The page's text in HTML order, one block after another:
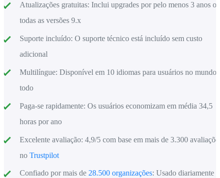
Atualizações gratuitas: Inclui upgrades por pelo menos 3 anos ou
todas as versões 9.x
Suporte incluído: O suporte técnico está incluído sem custo
adicional
Multilíngue: Disponível em 10 idiomas para usuários no mundo
todo
Paga-se rapidamente: Os usuários economizam em média 34,5
horas por ano
Excelente avaliação: 4,9/5 com base em mais de 3.300
no Trustpilot
Confiado por mais de 28.500 organizações: Usado diariamente